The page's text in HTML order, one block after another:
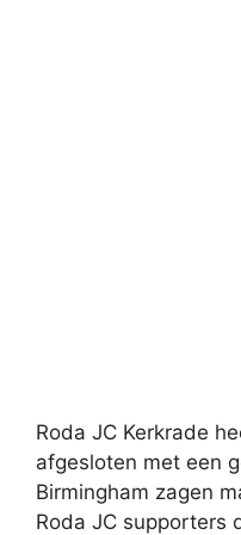
Roda JC Kerkrade
afgesloten met een
Birmingham zagen
Roda JC supporters